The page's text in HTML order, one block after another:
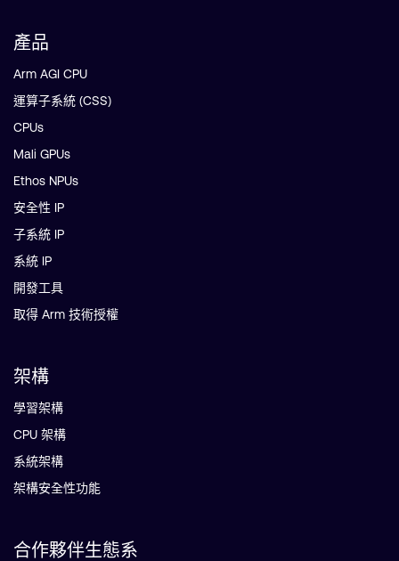
產品
Arm AGI CPU
運算子系統 (CSS)
CPUs
Mali GPUs
Ethos NPUs
安全性 IP
子系統 IP
系統 IP
開發工具
取得 Arm 技術授權
架構
學習架構
CPU 架構
系統架構
架構安全性功能
合作夥伴生態系